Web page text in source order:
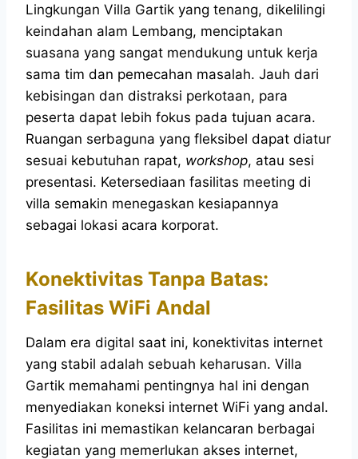
Lingkungan Villa Gartik yang tenang, dikelilingi
keindahan alam Lembang, menciptakan
suasana yang sangat mendukung untuk kerja
sama tim dan pemecahan masalah. Jauh dari
kebisingan dan distraksi perkotaan, para
peserta dapat lebih fokus pada tujuan acara.
Ruangan serbaguna yang fleksibel dapat diatur
sesuai kebutuhan rapat, workshop, atau sesi
presentasi. Ketersediaan fasilitas meeting di
villa semakin menegaskan kesiapannya
sebagai lokasi acara korporat.
Konektivitas Tanpa Batas:
Fasilitas WiFi Andal
Dalam era digital saat ini, konektivitas internet
yang stabil adalah sebuah keharusan. Villa
Gartik memahami pentingnya hal ini dengan
menyediakan koneksi internet WiFi yang andal.
Fasilitas ini memastikan kelancaran berbagai
kegiatan yang memerlukan akses internet,